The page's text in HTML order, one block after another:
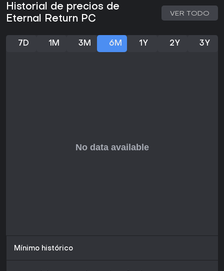
Historial de precios de
Eternal Return PC
VER TODO
7D 1M 3M 6M 1Y 2Y 3Y
Mínimo histórico